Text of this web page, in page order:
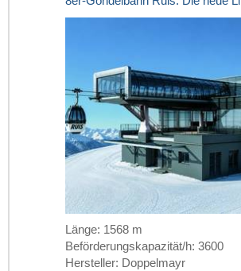
Länge: 1568 m
Beförderungskapazität/h: 3600
Hersteller: Doppelmayr